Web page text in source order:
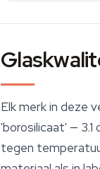
Elk merk in deze
'borosilicaat' —
tegen